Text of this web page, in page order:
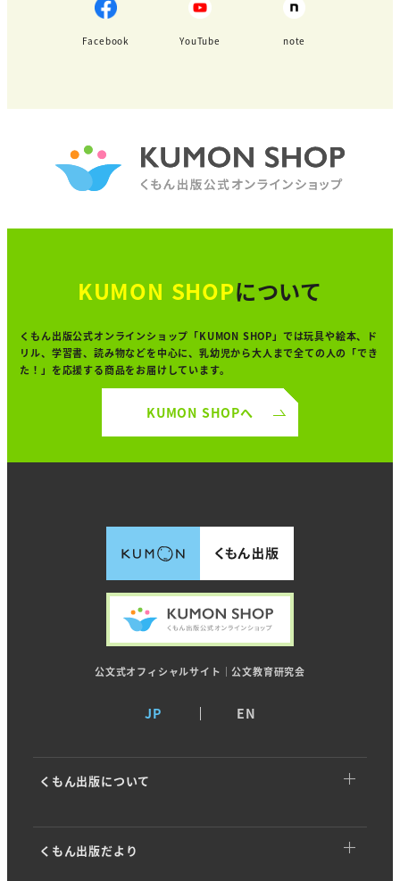
Facebook YouTube note
KUMON SHOPについて
くもん出版公式オンラインショップ「KUMON SHOP」では玩具や絵本、ド
リル、学習書、読み物などを中心に、 乳幼児から大人まで全ての人の「でき
た！」を応援する商品をお届けしています。
KUMON SHOPへ
公文式オフィシャルサイト｜公文教育研究会
JP EN
くもん出版について
くもん出版だより